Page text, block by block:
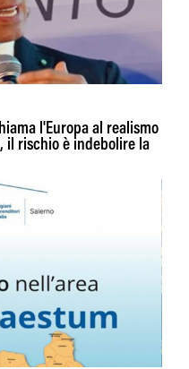
l'Europa al realismo
il rischio è indebolire la